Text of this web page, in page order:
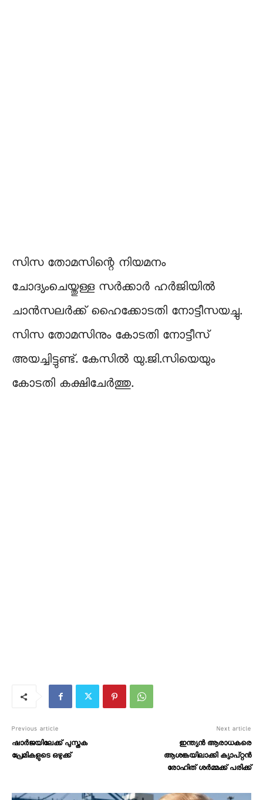
സിസ തോമസിന്റെ നിയമനം
ചോദ്യംചെയ്തുള്ള സര്‍ക്കാര്‍ ഹര്‍ജിയില്‍
ചാന്‍സലര്‍ക്ക് ഹൈക്കോടതി നോട്ടീസയച്ചു.
സിസ തോമസിനും കോടതി നോട്ടീസ്
അയച്ചിട്ടുണ്ട്. കേസില്‍ യു.ജി.സിയെയും
കോടതി കക്ഷിചേര്‍ത്തു.
Previous article
ഷാർജയിലേക്ക് പുസ്തക
പ്രേമികളുടെ ഒഴുക്ക്
Next article
ഇന്ത്യൻ ആരാധകരെ
ആശങ്കയിലാക്കി ക്യാപ്റ്റൻ
രോഹിത് ശർമ്മക്ക് പരിക്ക്